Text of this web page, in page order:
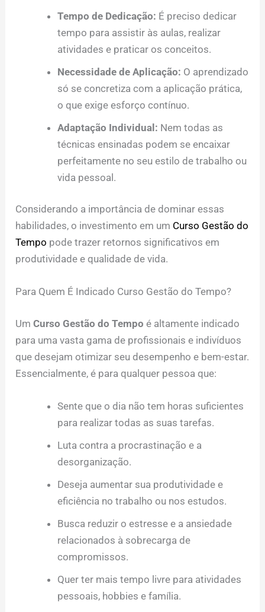
Tempo de Dedicação: É preciso dedicar
tempo para assistir às aulas, realizar
atividades e praticar os conceitos.
Necessidade de Aplicação: O aprendizado
só se concretiza com a aplicação prática,
o que exige esforço contínuo.
Adaptação Individual: Nem todas as
técnicas ensinadas podem se encaixar
perfeitamente no seu estilo de trabalho ou
vida pessoal.
Considerando a importância de dominar essas
habilidades, o investimento em um Curso Gestão do
Tempo pode trazer retornos significativos em
produtividade e qualidade de vida.
Para Quem É Indicado Curso Gestão do Tempo?
UmCurso Gestão do Tempo é altamente indicado
para uma vasta gama de profissionais e indivíduos
que desejam otimizar seu desempenho e bem-estar.
Essencialmente, é para qualquer pessoa que:
Sente que o dia não tem horas suficientes
para realizar todas as suas tarefas.
Luta contra a procrastinação e a
desorganização.
Deseja aumentar sua produtividade e
eficiência no trabalho ou nos estudos.
Busca reduzir o estresse e a ansiedade
relacionados à sobrecarga de
compromissos.
Quer ter mais tempo livre para atividades
pessoais, hobbies e família.